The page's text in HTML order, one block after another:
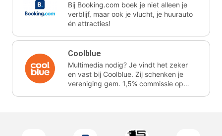
Bij Booking.com boek je niet alleen je
verblijf, maar ook je vlucht, je huurauto
én attracties!
Coolblue
Multimedia nodig? Je vindt het zeker
en vast bij Coolblue. Zij schenken je
vereniging gem. 1,5% commissie op